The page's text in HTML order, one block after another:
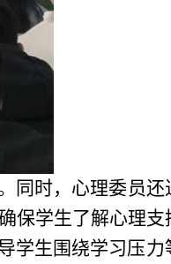
同时，心理委员还
学生了解心理支
学生围绕学习压力